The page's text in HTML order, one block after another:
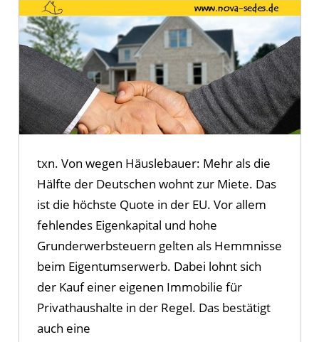
txn. Von wegen Häuslebauer: Mehr als die
Hälfte der Deutschen wohnt zur Miete. Das
ist die höchste Quote in der EU. Vor allem
fehlendes Eigenkapital und hohe
Grunderwerbsteuern gelten als Hemmnisse
beim Eigentumserwerb. Dabei lohnt sich
der Kauf einer eigenen Immobilie für
Privathaushalte in der Regel. Das bestätigt
auch eine